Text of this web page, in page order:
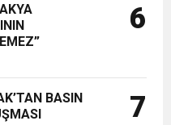
6
BASIN
7